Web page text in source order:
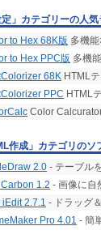
定」カテゴリーの人
to Hex 68K版 多機
to Hex PPC版 多機
68K HTML
PPC HTML
Color
作成」カテゴリのソ
2.0 - テーブル
1.2 - 画像に自
iEdit 2.7.1 - ドラッグ
Pro 4.01 - 簡